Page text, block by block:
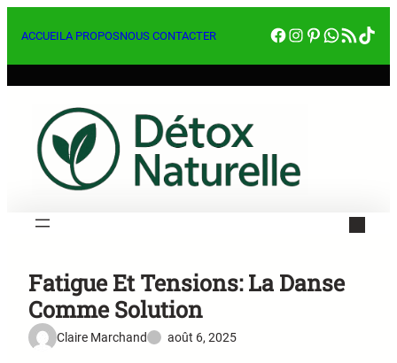
auACCUEILA PROPOSNOUS CONTACTER Facebook
Instagram
Pinterest
RSS Feed
Fatigue Et Tensions: La Danse
Comme Solution
Claire Marchand août 6, 2025